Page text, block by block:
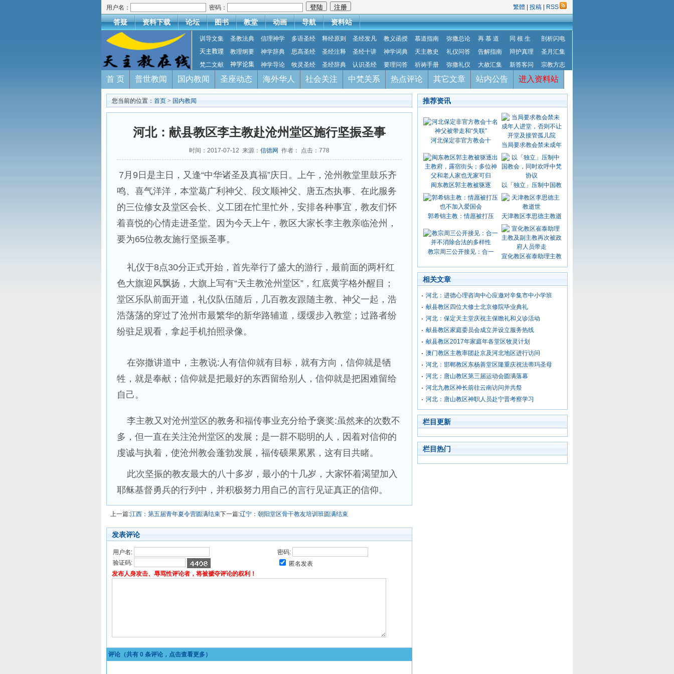
用户名： 密码： 繁體 投稿 RSS
答疑 资料下载 论坛 图书 教堂 动画 导航 资料站
训导文集 圣教法典 信理神学 多语圣经 释经原则 圣经发凡 教义函授 慕道指南 弥撒总论 再 慕 道 同 根 生
剖析闪电
天主教理
教理纲要 神学辞典 思高圣经 圣经注释 圣经十讲 神学词典 天主教史 礼仪问答 告解指南 辩护真理
圣月汇集
梵二文献
神学论集 神学导论 牧灵圣经 圣经辞典 认识圣经 要理问答 祈祷手册 弥撒礼仪 大赦汇集 新答客问 宗教方志
首 页 普世教闻 国内教闻 圣座动态 海外华人 社会关注 中梵关系 热点评论 其它文章 站内公告 进入资料站
您当前的位置： 首页 > 国内教闻
河北：献县教区李主教赴沧州堂区施行坚振圣事
时间：2017-07-12 来源： 信德网 作者： 点击： 778
7月9日是主日，又逢“中华诸圣及真福”庆日。上午，沧州教堂里鼓乐齐
鸣、喜气洋洋，本堂葛广利神父、段文顺神父、唐五杰执事、在此服务
的三位修女及堂区会长、义工团在忙里忙外，安排各种事宜，教友们怀
着喜悦的心情走进圣堂。因为今天上午，教区大家长李主教亲临沧州，
要为65位教友施行坚振圣事。
礼仪于8点30分正式开始，首先举行了盛大的游行，最前面的两杆红
色大旗迎风飘扬，大旗上写有“天主教沧州堂区”，红底黄字格外醒目；
堂区乐队前面开道，礼仪队伍随后，几百教友跟随主教、神父一起，浩
浩荡荡的穿过了沧州市最繁华的新华路辅道，缓缓步入教堂；过路者纷
纷驻足观看，拿起手机拍照录像。
在弥撒讲道中，主教说:人有信仰就有目标，就有方向，信仰就是牺
牲，就是奉献；信仰就是把最好的东西留给别人，信仰就是把困难留给
自己。
李主教又对沧州堂区的教务和福传事业充分给予褒奖:虽然来的次数不
多，但一直在关注沧州堂区的发展；是一群不聪明的人，因着对信仰的
虔诚与执着，使沧州教会蓬勃发展，福传硕果累累，这有目共睹。
此次坚振的教友最大的八十多岁，最小的十几岁，大家怀着渴望加入
耶稣基督勇兵的行列中，并积极努力用自己的言行见证真正的信仰。
上一篇:江西：第五届青年夏令营圆满结束下一篇:辽宁：朝阳堂区骨干教友培训班圆满结束
发表评论
用户名:
密码:
验证码:
匿名发表
发布人身攻击、辱骂性评论者，将被褫夺评论的权利！
评论（共有 0 条评论，点击查看更多）
推荐资讯
河北保定非官方教会十
当局要求教会禁未成年
闽东教区郭主教被驱逐 以「独立」压制中国教
郭希锦主教：情愿被打压 天津教区李思德主教逝
教宗周三公开接见：合一
宣化教区崔泰助理主教
相关文章
河北：进德心理咨询中心应邀对辛集市中小学班
献县教区四位大修士北京修院毕业典礼
河北：保定天主堂庆祝主保瞻礼和义诊活动
献县教区家庭委员会成立并设立服务热线
献县教区2017年家庭年各堂区牧灵计划
澳门教区主教率团赴京及河北地区进行访问
河北：邯郸教区东杨善堂区隆重庆祝法蒂玛圣母
河北：唐山教区第三届运动会圆满落幕
河北九教区神长前往云南访问并共祭
河北：唐山教区神职人员赴宁晋考察学习
栏目更新
栏目热门